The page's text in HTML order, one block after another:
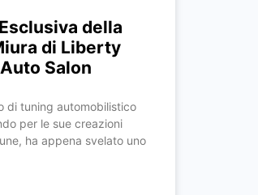
della
di Liberty
Salon
di tuning automobilistico
per le sue creazioni
ha appena svelato uno